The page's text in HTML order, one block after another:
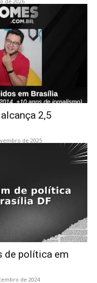
2,5
de 2025
de política em
de 2024